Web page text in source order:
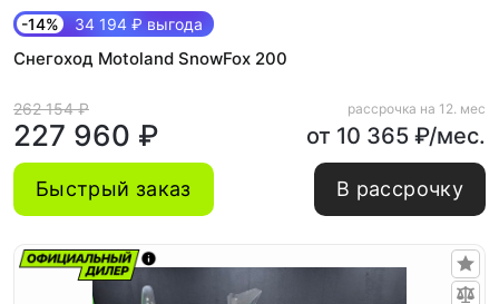
-14% 34 194 ₽ выгода
Снегоход Motoland SnowFox 200
262 154 ₽
227 960 ₽
рассрочка на 12. мес
от 10 365 ₽/мес.
Быстрый заказ В рассрочку